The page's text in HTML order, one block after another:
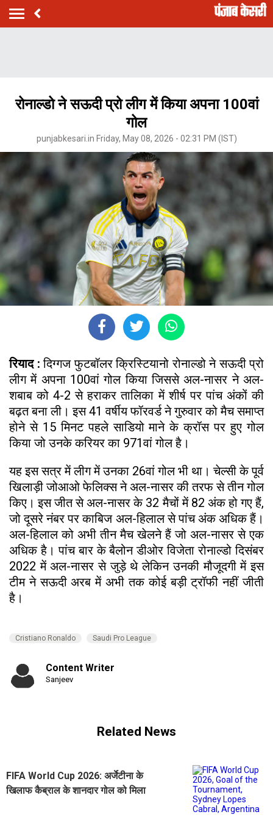
रोनाल्डो ने सऊदी प्रो लीग में किया अपना 100वां
गोल
punjabkesari.in Friday, May 08, 2026 - 02:31 PM (IST)
रियाद : दिग्गज फुटबॉलर क्रिस्टियानो रोनाल्डो ने सऊदी प्रो
लीग में अपना 100वां गोल किया जिससे अल-नासर ने अल-
शबाब को 4-2 से हराकर तालिका में शीर्ष पर पांच अंकों की
बढ़त बना ली। इस 41 वर्षीय फॉरवर्ड ने गुरुवार को मैच समाप्त
होने से 15 मिनट पहले साडियो माने के क्रॉस पर हुए गोल
किया जो उनके करियर का 971वां गोल है।
यह इस सत्र में लीग में उनका 26वां गोल भी था। चेल्सी के पूर्व
खिलाड़ी जोआओ फेलिक्स ने अल-नासर की तरफ से तीन गोल
किए। इस जीत से अल-नासर के 32 मैचों में 82 अंक हो गए हैं,
जो दूसरे नंबर पर काबिज अल-हिलाल से पांच अंक अधिक हैं।
अल-हिलाल को अभी तीन मैच खेलने हैं जो अल-नासर से एक
अधिक है। पांच बार के बैलोन डीओर विजेता रोनाल्डो दिसंबर
2022 में अल-नासर से जुड़े थे लेकिन उनकी मौजूदगी में इस
टीम ने सऊदी अरब में अभी तक कोई बड़ी ट्रॉफी नहीं जीती
है।
Cristiano Ronaldo Saudi Pro League
Content Writer
Sanjeev
Related News
FIFA World Cup 2026: अर्जेटीना के
खिलाफ कैब्राल के शानदार गोल को मिला